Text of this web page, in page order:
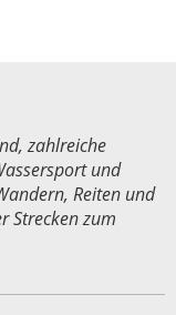
zahlreiche
und
Reiten und
Strecken zum